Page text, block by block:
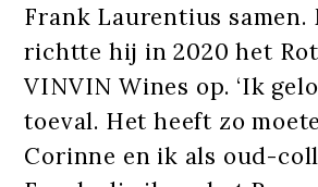
Frank Laurentius samen.
richtte hij in 2020 het
VINVIN Wines op. ‘Ik
toeval. Het heeft zo
Corinne en ik als oud-